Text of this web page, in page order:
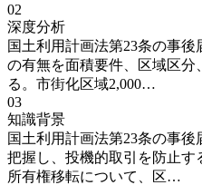
02
深度分析
国土利用計画法第23条の事
の有無を面積要件、区域区
る。市街化区域2,000…
03
知識背景
国土利用計画法第23条の事
把握し、投機的取引を防止
所有権移転について、区…